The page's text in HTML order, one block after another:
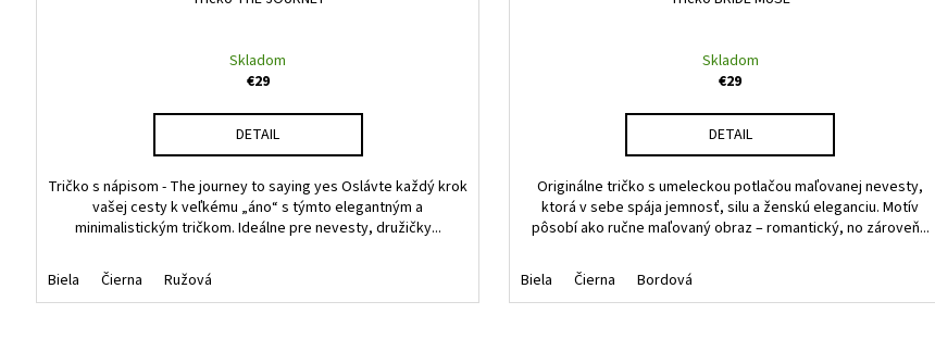
Skladom
€29
DETAIL
Tričko s nápisom - The journey to saying yes Oslávte každý krok
vašej cesty k veľkému „áno“ s týmto elegantným a
minimalistickým tričkom. Ideálne pre nevesty, družičky...
Biela Čierna Ružová
Skladom
€29
DETAIL
Originálne tričko s umeleckou potlačou maľovanej nevesty,
ktorá v sebe spája jemnosť, silu a ženskú eleganciu. Motív
pôsobí ako ručne maľovaný obraz – romantický, no zároveň...
Biela Čierna Bordová